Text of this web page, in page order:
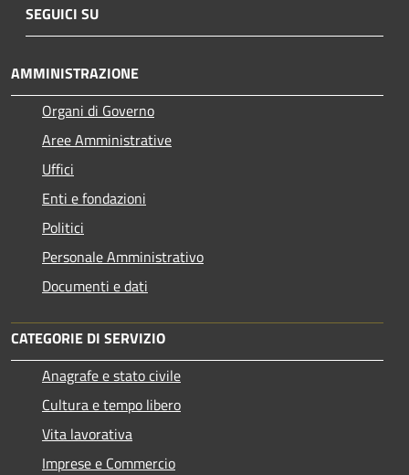
SEGUICI SU
AMMINISTRAZIONE
Organi di Governo
Aree Amministrative
Uffici
Enti e fondazioni
Politici
Personale Amministrativo
Documenti e dati
CATEGORIE DI SERVIZIO
Anagrafe e stato civile
Cultura e tempo libero
Vita lavorativa
Imprese e Commercio